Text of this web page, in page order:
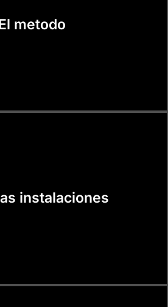
metodo
instalaciones